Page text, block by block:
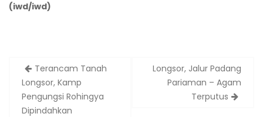
(iwd/iwd)
Post
navigation
Terancam Tanah
Longsor, Kamp
Pengungsi Rohingya
Dipindahkan
Longsor, Jalur Padang
Pariaman – Agam
Terputus